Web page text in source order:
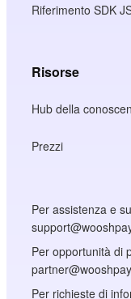
Riferimento SDK
Risorse
Hub della
Prezzi
Per assistenza e
Per opportunità di
Per richieste di